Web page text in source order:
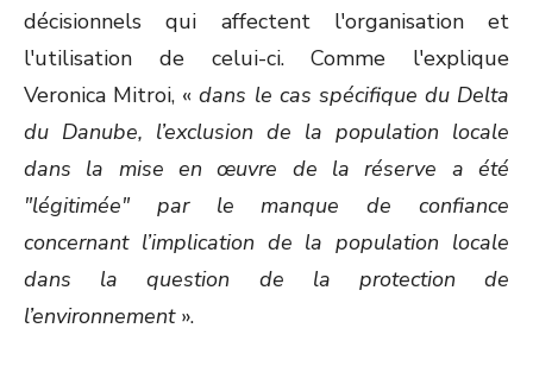
décisionnels qui affectent l'organisation et
l'utilisation de celui-ci. Comme l'explique
Veronica Mitroi, «dans le cas spécifique du Delta
du Danube, l’exclusion de la population locale
dans la mise en œuvre de la réserve a été
"légitimée" par le manque de confiance
concernant l’implication de la population locale
dans la question de la protection de
l’environnement ».